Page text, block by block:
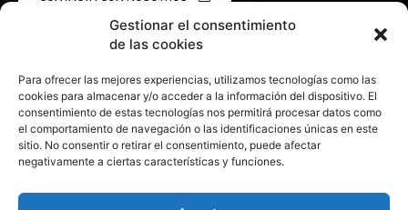
Gestionar el consentimiento
de las cookies
Para ofrecer las mejores experiencias, utilizamos tecnologías como las
cookies para almacenar y/o acceder a la información del dispositivo. El
consentimiento de estas tecnologías nos permitirá procesar datos como
el comportamiento de navegación o las identificaciones únicas en este
sitio. No consentir o retirar el consentimiento, puede afectar
negativamente a ciertas características y funciones.
POLÍTICA DE PRIVACIDAD
POLÍTICA DE COOKIES
© 2026 Todos los derechos reservados. Culturamanía